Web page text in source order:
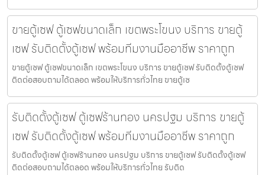
ขายตู้เซฟ ตู้เซฟขนาดเล็ก เขตพระโขนง บริการ ขายตู้
เซฟ รับติดตั้งตู้เซฟ พร้อมทีมงานมืออาชีพ ราคาถูก
ขายตู้เซฟ ตู้เซฟขนาดเล็ก เขตพระโขนง บริการ ขายตู้เซฟ รับติดตั้งตู้เซฟ
ติดต่อสอบถามได้ตลอด พร้อมให้บริการทั่วไทย ขายตู้เซ
รับติดตั้งตู้เซฟ ตู้เซฟร้านทอง นครปฐม บริการ ขายตู้
เซฟ รับติดตั้งตู้เซฟ พร้อมทีมงานมืออาชีพ ราคาถูก
รับติดตั้งตู้เซฟ ตู้เซฟร้านทอง นครปฐม บริการ ขายตู้เซฟ รับติดตั้งตู้เซฟ
ติดต่อสอบถามได้ตลอด พร้อมให้บริการทั่วไทย รับติด